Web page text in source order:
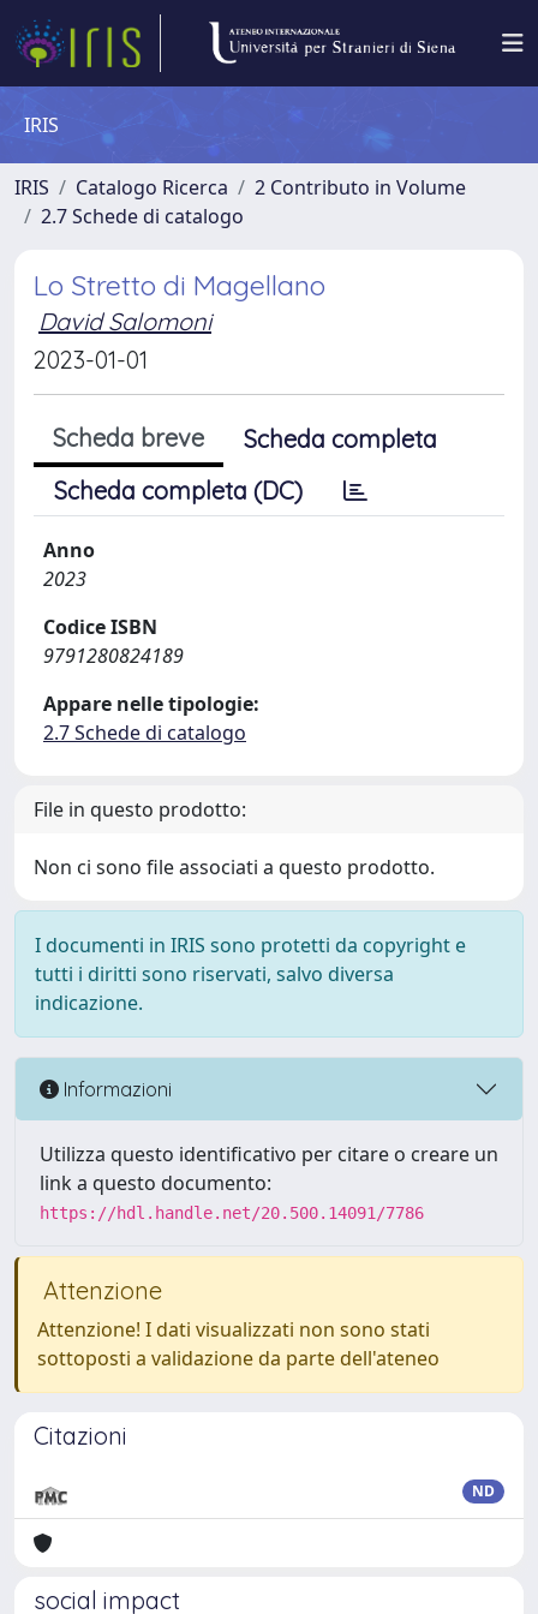
IRIS
IRIS Catalogo Ricerca
2 Contributo in Volume
2.7 Schede di catalogo
Lo Stretto di Magellano
David Salomoni
2023-01-01
Scheda breve
Scheda completa
Scheda completa (DC)
Anno
2023
Codice ISBN
9791280824189
Appare nelle tipologie:
2.7 Schede di catalogo
File in questo prodotto:
Non ci sono file associati a questo prodotto.
I documenti in IRIS sono protetti da copyright e
tutti i diritti sono riservati, salvo diversa
indicazione.
Informazioni
Utilizza questo identificativo per citare o creare un
link a questo documento:
https://hdl.handle.net/20.500.14091/7786
Attenzione
Attenzione! I dati visualizzati non sono stati
sottoposti a validazione da parte dell'ateneo
Citazioni
ND
social impact